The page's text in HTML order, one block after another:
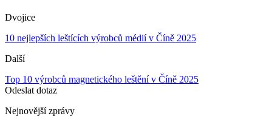
Dvojice
10 nejlepších leštících výrobců médií v Číně 2025
Další
Top 10 výrobců magnetického leštění v Číně 2025
Odeslat dotaz
Nejnovější zprávy